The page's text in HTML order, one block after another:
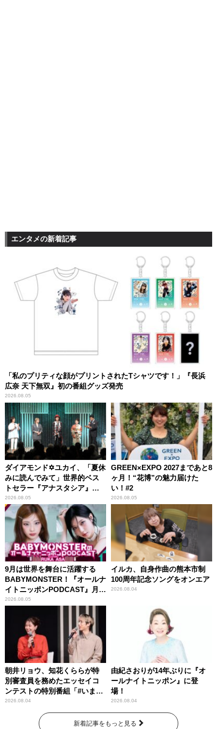
エンタメの新着記事
「私のプリティな顔がプリントされたTシャツです！」『長浜
広奈 天下無双』初の番組グッズ発売
2026.08.05
ダイアモンド✡ユカイ、「夏休
みに読んでみて」世界的ベス
トセラー『アナスタシア』を
紹介
2026.08.05
GREEN×EXPO 2027まであと8
ヶ月！“花博”の魅力届けた
い！#2
2026.08.05
9月は世界を舞台に活躍する
BABYMONSTER！『オールナ
イトニッポンPODCAST』月替
わりパーソナリティ
2026.08.05
イルカ、自身作曲の熊本市制
100周年記念ソングをオンエア
2026.08.04
朝井リョウ、知花くららが特
別審査員を務めたエッセイコ
ンテストの特別番組「#いまあ
なたに伝えたいこと」
2026.08.04
由紀さおりが14年ぶりに『オ
ールナイトニッポン』に登
場！
2026.08.04
新着記事をもっと見る